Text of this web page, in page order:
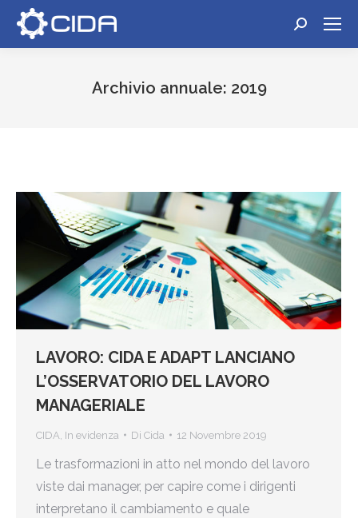
Cerca:
Archivio annuale: 2019
LAVORO: CIDA E ADAPT LANCIANO
L’OSSERVATORIO DEL LAVORO
MANAGERIALE
CIDA In evidenza Di Cida 12 Novembre 2019
Le trasformazioni in atto nel mondo del lavoro
viste dai manager, per capire come i dirigenti
interpretano il cambiamento e quale